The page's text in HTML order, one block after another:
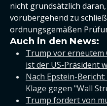
nicht grundsätzlich
vorübergehend zu
ordnungsgemäßen
Auch in den News:
Trump vor erneutem
ist der US-Präsident
Nach Epstein-
Klage gegen "Wall
Trump fordert von